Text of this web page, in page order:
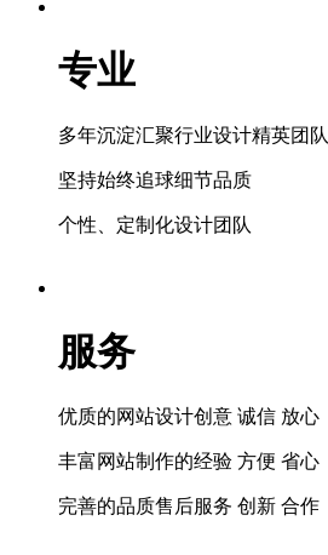
专业
多年沉淀汇聚行业设计精英团队
坚持始终追球细节品质
个性、定制化设计团队
服务
优质的网站设计创意 诚信 放心
丰富网站制作的经验 方便 省心
完善的品质售后服务 创新 合作